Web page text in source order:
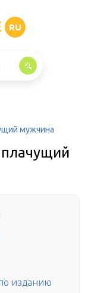
RU
мужчина
плачущий
изданию